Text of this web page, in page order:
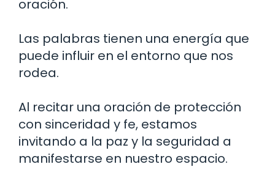
oración.
Las palabras tienen una energía que
puede influir en el entorno que nos
rodea.
Al recitar una oración de protección
con sinceridad y fe, estamos
invitando a la paz y la seguridad a
manifestarse en nuestro espacio.